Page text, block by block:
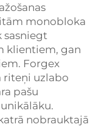
monobloka
sasniegt
klientiem, gan
Forgex
riteņi uzlabo
pašu
nobrauktajā